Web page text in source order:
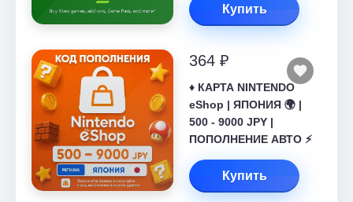
Купить
364 ₽
♦️ КАРТА NINTENDO
eShop | ЯПОНИЯ 🌍 |
500 - 9000 JPY |
ПОПОЛНЕНИЕ АВТО ⚡
Купить